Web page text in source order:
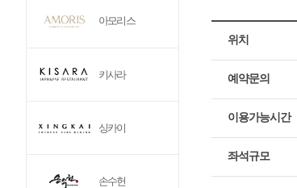
아모리스
키사라
싱카이
손수헌
위치
예약문의
이용가능시간
좌석규모